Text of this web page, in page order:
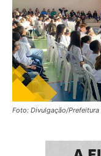
Foto: Divulgação/Prefeitura